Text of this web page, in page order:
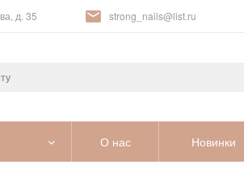
д. 35 strong_nails@list.ru
О нас Новинки